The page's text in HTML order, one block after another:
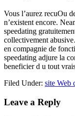
Vous l’aurez recuOu
n’existent encore.
speedating
collectivement
en compagnie de
speedating adjure la
beneficier d u tout
Filed Under: site Web
Reader
Leave a Reply